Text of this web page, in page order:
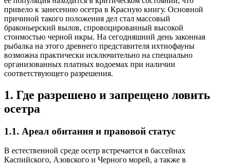
привело к занесению осетра в Красную книгу. Основной
причиной такого положения дел стал массовый
браконьерский вылов, спровоцированный высокой
стоимостью черной икры. На сегодняшний день законная
рыбалка на этого древнего представителя ихтиофауны
возможна практически исключительно на специально
организованных платных водоемах при наличии
соответствующего разрешения.
1. Где разрешено и запрещено ловить
осетра
1.1. Ареал обитания и правовой статус
В естественной среде осетр встречается в бассейнах
Каспийского, Азовского и Черного морей, а также в